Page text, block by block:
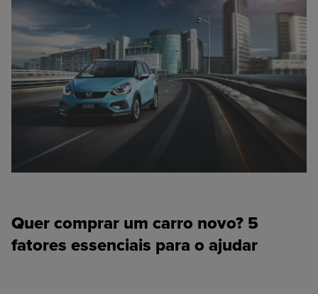
Quer comprar um carro novo? 5
fatores essenciais para o ajudar